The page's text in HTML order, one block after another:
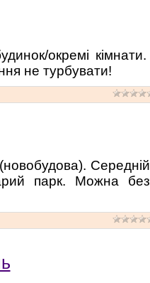
окремі кімнати.
не турбувати!
Середній
парк. Можна без